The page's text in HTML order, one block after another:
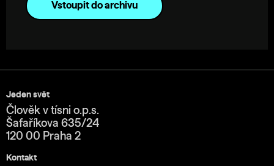
Vstoupit do archivu
Jeden svět
Člověk v tísni o.p.s.
Šafaříkova 635/24
120 00 Praha 2
Kontakt